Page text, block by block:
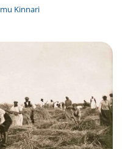
Kinnari